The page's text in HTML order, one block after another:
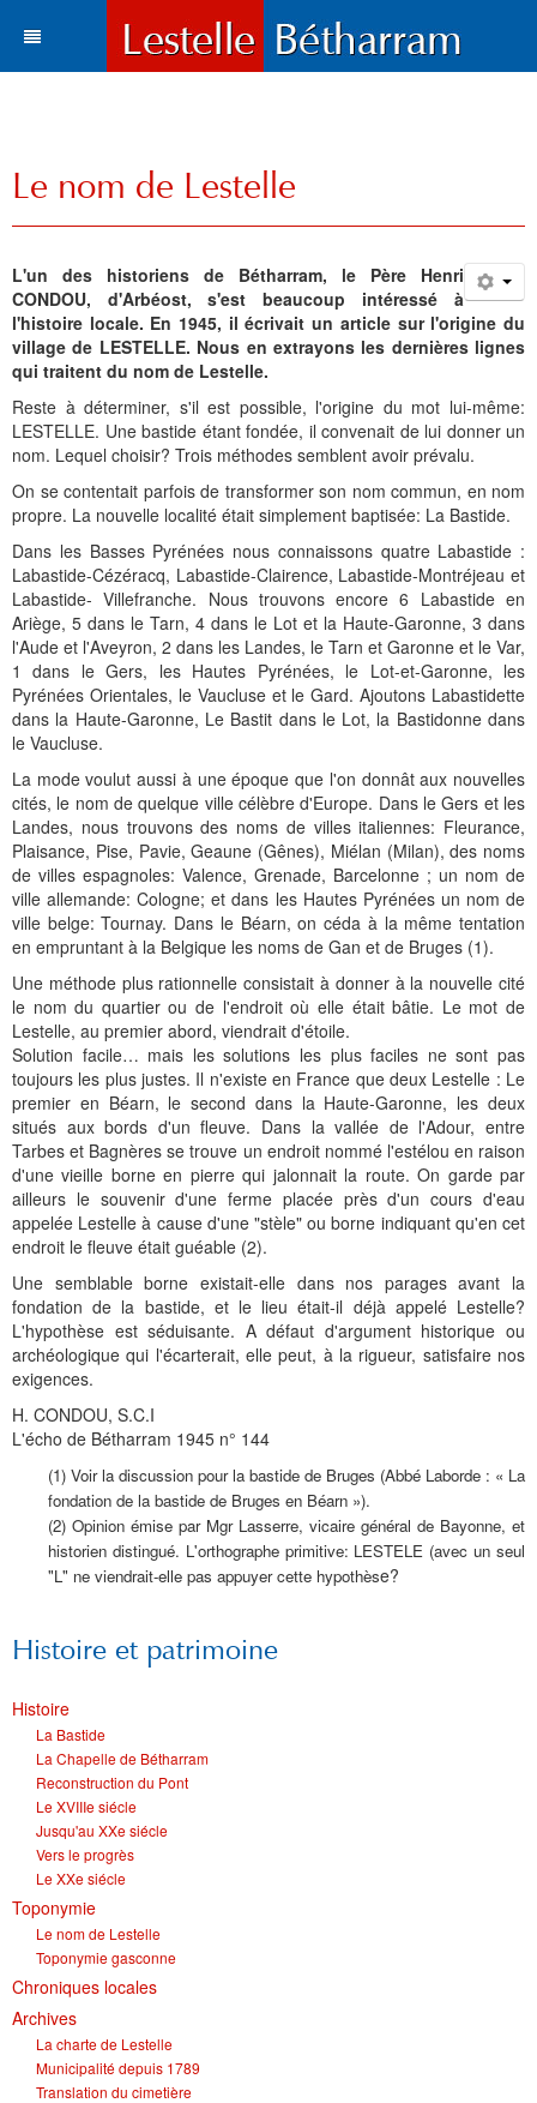
Vie municipale
Vie locale
Enfance et enseignement
Culture et loisirs
Sports
Situation et accès
Trois paysages
Cartes
Lestelle en chiffre
Plans de la commune
Photos et cartes postales
Cartes postales anciennes
Contacts
Tourisme
Où manger, où dormir ?
Hôtels l Restaurants
Chambres d'Hôtes
Camping et chalets
Aires de pique-nique
Sports et loisirs
Balades et randonnées
Parcours d'orientation
Les Grottes de Bétharram
Produits régionaux
Manifestations
Liens touristiques
Montagne
Villes
Culture et découverte
Sports d'hivers et thermes
Histoire
La Bastide
Reconstruction du Pont
Le XVIIIe siécle
Vers le progrès
Le XXe siécle
Toponymie
Toponymie gasconne
Archives
La charte de Lestelle
Translation du cimetière
Recensement de 1385
Patrimoines
Le cimetière
Le monument aux morts
Le moulin
Les chemins
Les savoir-faire
Municipalité
Mots du maire
Archives
Les membres du Conseil
Commissions municipales
PV du Conseil Municipal
Informations
Le service administratif
Le service scolaire
Services aux personnes
Communauté de communes
Compétences
Réalisations
PLU 2025 modification simplifiée N° 1
PLU 2020
PLU 2011 - Règlement
Restauration du calvaire
Équipements
Aménagements
Projets
Réalisations
Budget et finances
Budgets primitifs
Comptes administratifs
Fiscalité
Bulletins municipaux
État civil
Naissances
Mariages / Pacs
Décès
Mentions légales et politique de confidentialité
Vie locale
Education
Petite enfance
Collège et lycées
Collèges aux alentours
Lycées aux alentours
Entreprises
Associations
Services publics
Services aux jeunes
Administrations
Santé / Social
Maisons de retraite
Transports
Déchets
Culte
Histoire
Chronologie
Les pèlerinages
Récit de voyage en 1645
Patrimoine
La Chapelle Saint Michel
Le calvaire
Le vieux pont
Le Musée
L'ensemble scolaire
La maison de retraite
Les accueils
Votre séjour
Le nom de Lestelle
L'un des historiens de Bétharram, le Père Henri
CONDOU, d'Arbéost, s'est beaucoup intéressé à
l'histoire locale. En 1945, il écrivait un article sur l'origine du
village de LESTELLE. Nous en extrayons les dernières lignes
qui traitent du nom de Lestelle.
Reste à déterminer, s'il est possible, l'origine du mot lui-même:
LESTELLE. Une bastide étant fondée, il convenait de lui donner un
nom. Lequel choisir? Trois méthodes semblent avoir prévalu.
On se contentait parfois de transformer son nom commun, en nom
propre. La nouvelle localité était simplement baptisée: La Bastide.
Dans les Basses Pyrénées nous connaissons quatre Labastide :
Labastide-Cézéracq, Labastide-Clairence, Labastide-Montréjeau et
Labastide- Villefranche. Nous trouvons encore 6 Labastide en
Ariège, 5 dans le Tarn, 4 dans le Lot et la Haute-Garonne, 3 dans
l'Aude et l'Aveyron, 2 dans les Landes, le Tarn et Garonne et le Var,
1 dans le Gers, les Hautes Pyrénées, le Lot-et-Garonne, les
Pyrénées Orientales, le Vaucluse et le Gard. Ajoutons Labastidette
dans la Haute-Garonne, Le Bastit dans le Lot, la Bastidonne dans
le Vaucluse.
La mode voulut aussi à une époque que l'on donnât aux nouvelles
cités, le nom de quelque ville célèbre d'Europe. Dans le Gers et les
Landes, nous trouvons des noms de villes italiennes: Fleurance,
Plaisance, Pise, Pavie, Geaune (Gênes), Miélan (Milan), des noms
de villes espagnoles: Valence, Grenade, Barcelonne ; un nom de
ville allemande: Cologne; et dans les Hautes Pyrénées un nom de
ville belge: Tournay. Dans le Béarn, on céda à la même tentation
en empruntant à la Belgique les noms de Gan et de Bruges (1).
Une méthode plus rationnelle consistait à donner à la nouvelle cité
le nom du quartier ou de l'endroit où elle était bâtie. Le mot de
Lestelle, au premier abord, viendrait d'étoile.
Solution facile… mais les solutions les plus faciles ne sont pas
toujours les plus justes. Il n'existe en France que deux Lestelle : Le
premier en Béarn, le second dans la Haute-Garonne, les deux
situés aux bords d'un fleuve. Dans la vallée de l'Adour, entre
Tarbes et Bagnères se trouve un endroit nommé l'estélou en raison
d'une vieille borne en pierre qui jalonnait la route. On garde par
ailleurs le souvenir d'une ferme placée près d'un cours d'eau
appelée Lestelle à cause d'une "stèle" ou borne indiquant qu'en cet
endroit le fleuve était guéable (2).
Une semblable borne existait-elle dans nos parages avant la
fondation de la bastide, et le lieu était-il déjà appelé Lestelle?
L'hypothèse est séduisante. A défaut d'argument historique ou
archéologique qui l'écarterait, elle peut, à la rigueur, satisfaire nos
exigences.
H. CONDOU, S.C.I
L'écho de Bétharram 1945 n° 144
(1) Voir la discussion pour la bastide de Bruges (Abbé Laborde : « La
fondation de la bastide de Bruges en Béarn »).
(2) Opinion émise par Mgr Lasserre, vicaire général de Bayonne, et
historien distingué. L'orthographe primitive: LESTELE (avec un seul
"L" ne viendrait-elle pas appuyer cette hypothèse?
Histoire et patrimoine
Histoire
La Bastide
La Chapelle de Bétharram
Reconstruction du Pont
Le XVIIIe siécle
Jusqu'au XXe siécle
Vers le progrès
Le XXe siécle
Toponymie
Le nom de Lestelle
Toponymie gasconne
Chroniques locales
Archives
La charte de Lestelle
Municipalité depuis 1789
Translation du cimetière